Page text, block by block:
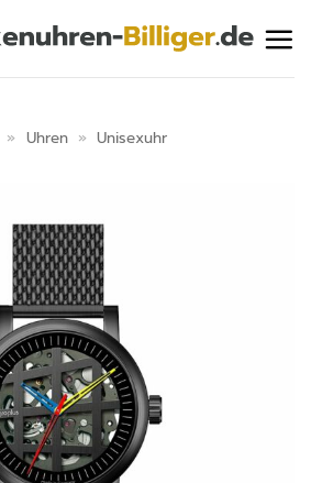
» Uhren » Unisexuhr